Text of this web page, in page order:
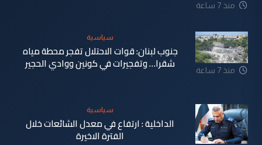
منذ 7 ساعة
منذ 7 ساعة
سياسية
جنوب لبنان: قوات الاحتلال تفجر محطة مياه
شقرا… وتفجيرات في كونين ووادي الحجير
سياسية
الداخلية : ارتفاع في معدل الشائعات خلال
الفترة الاخيرة